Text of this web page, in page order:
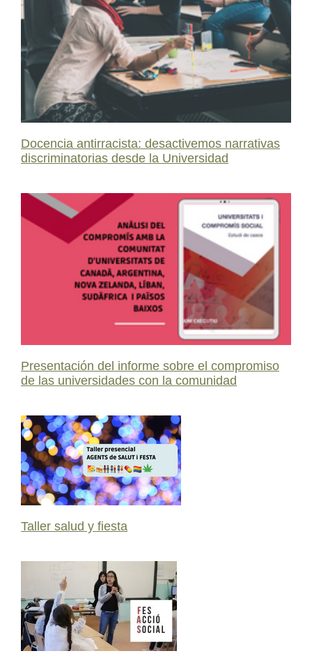
Docencia antirracista: desactivemos narrativas
discriminatorias desde la Universidad
Presentación del informe sobre el compromiso
de las universidades con la comunidad
Taller salud y fiesta